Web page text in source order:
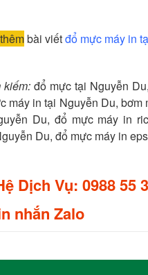
bài viếtđổ mực máy in
kiếm:đổ mực tại Nguyễn
máy in tại Nguyễn Du,
Du, đổ mực máy in
Du, đổ mực máy in
Dịch Vụ: 0988 55
nhắn Zalo